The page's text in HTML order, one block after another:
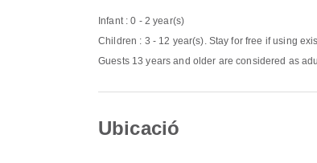
Infant : 0 - 2 year(s)
Children : 3 - 12 year(s). Stay for free if using
Guests 13 years and older are considered as
Ubicació